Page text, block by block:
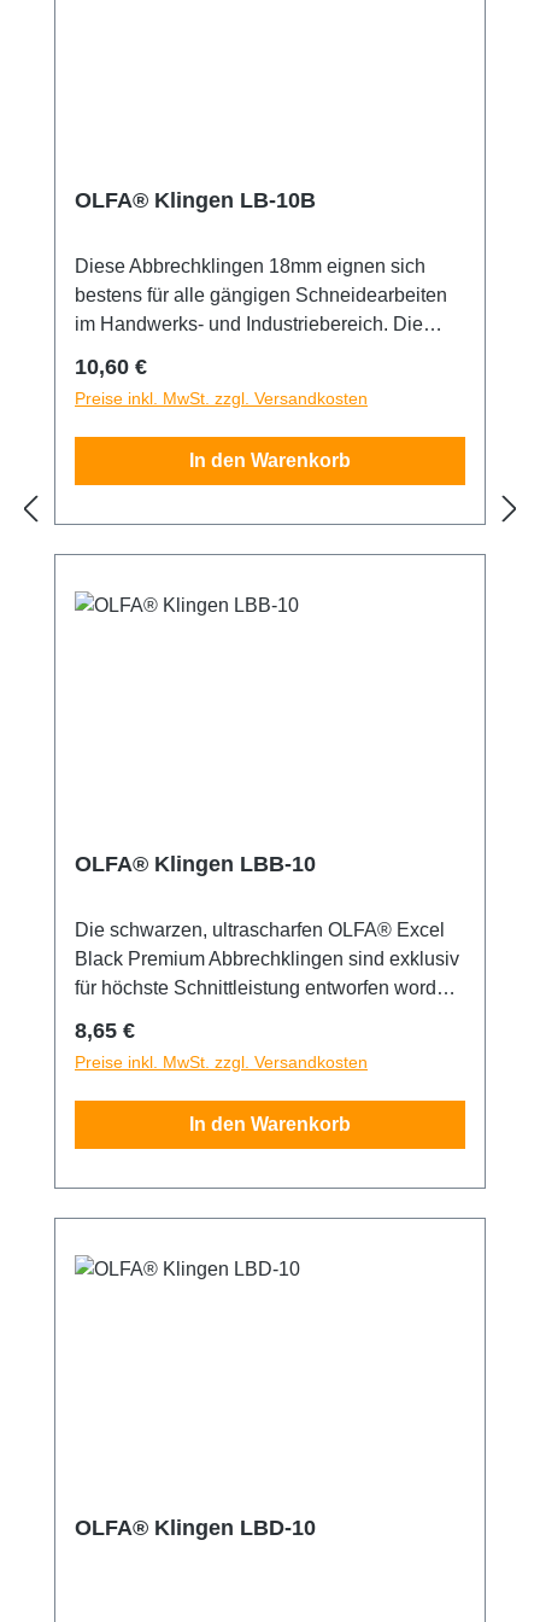
OLFA® Klingen LB-10B
Diese Abbrechklingen 18mm eignen sich
bestens für alle gängigen Schneidearbeiten
im Handwerks- und Industriebereich. Die
hochwertigem Karbonwerkzeugstahl
hergestellt, der im bewährten mehrstufigen
OLFA-Produktionsprozess bearbeitet wurde
und so für unvergleichliche Schärfe und
Eigenschaften der Klingen sind Langlebigkeit
und Haltbarkeit - das garantiert scharfe
Abbrechsegmente pro Klinge. Die
Regulärer Preis:
10,60 €
Preise inkl. MwSt. zzgl. Versandkosten
In den Warenkorb
OLFA® Klingen LBB-10
Die schwarzen, ultrascharfen OLFA® Excel
Black Premium Abbrechklingen sind exklusiv
für höchste Schnittleistung entworfen worden.
Einsatzgebiete geeignet, wo höchste
Klingenschärfe gefragt ist. Die OLFA® LBB-
10-Klingen 18mm sind aus hochwertigen
Karbonwerkzeugstahl gefertigt. Dank des
doppelten Honens, sind diese Klingen um 25
% schärfer als Klingen der OLFA® LB-Serie.
Langlebigkeit produziert - für scharfe Kanten
Regulärer Preis:
8,65 €
Preise inkl. MwSt. zzgl. Versandkosten
In den Warenkorb
OLFA® Klingen LBD-10